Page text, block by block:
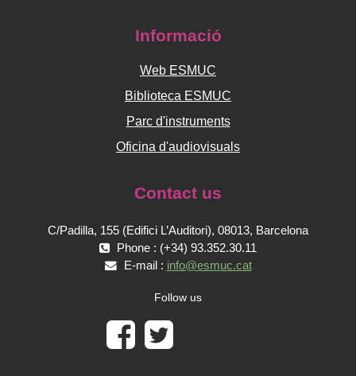
Informació
Web ESMUC
Biblioteca ESMUC
Parc d'instruments
Oficina d'audiovisuals
Contact us
C/Padilla, 155 (Edifici L’Auditori), 08013, Barcelona
Phone : (+34) 93.352.30.11
E-mail : info@esmuc.cat
Follow us